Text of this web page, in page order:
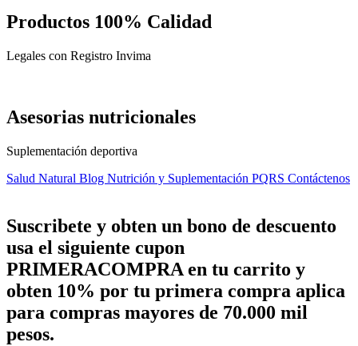
Productos 100% Calidad
Legales con Registro Invima
Asesorias nutricionales
Suplementación deportiva
Salud Natural Blog Nutrición y Suplementación PQRS Contáctenos
Suscribete y obten un bono de descuento
usa el siguiente cupon
PRIMERACOMPRAen tu carrito y
obten 10% por tu primera compra aplica
para compras mayores de 70.000 mil
pesos.